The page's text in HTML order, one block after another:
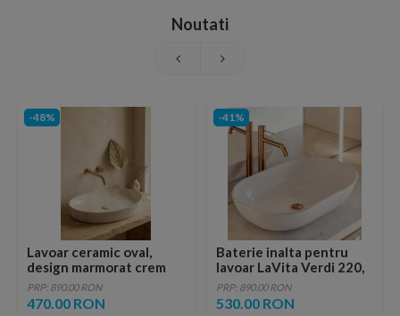
Noutati
-48%
Lavoar ceramic oval,
design marmorat crem
lucios cu vene aurii,
ventil inclus
PRP: 890.00 RON
470.00 RON
-41%
Baterie inalta pentru
lavoar LaVita Verdi 220,
fara ventil, brushed
copper
PRP: 890.00 RON
530.00 RON